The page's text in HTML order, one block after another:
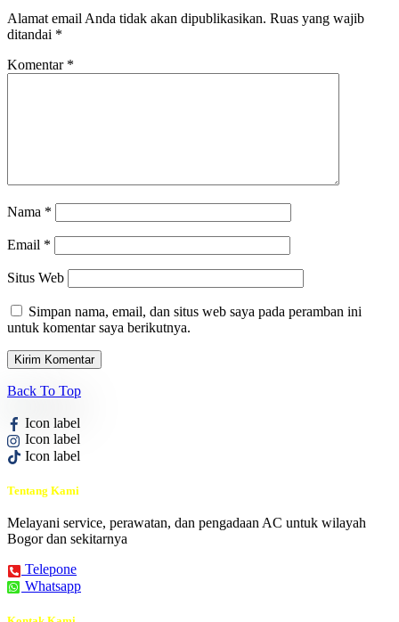
Alamat email Anda tidak akan dipublikasikan. Ruas yang wajib
ditandai *
Komentar *
Nama *
Email *
Situs Web
Simpan nama, email, dan situs web saya pada peramban ini
untuk komentar saya berikutnya.
Back To Top
Icon label
Icon label
Icon label
Tentang Kami
Melayani service, perawatan, dan pengadaan AC untuk wilayah
Bogor dan sekitarnya
Telepone
Whatsapp